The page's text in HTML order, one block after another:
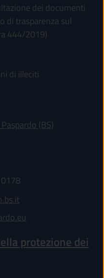
dei documenti
di trasparenza sul
444/2019)
di illeciti
(BS)
protezione dei